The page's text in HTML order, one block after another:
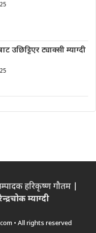
ट्याक्सी म्याग्दी
हरिकृष्ण गौतम |
म्याग्दी
• All rights reserved